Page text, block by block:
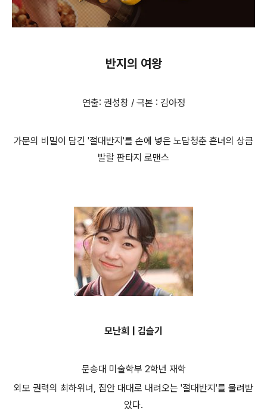
반지의 여왕
연출: 권성창 / 극본 : 김아정
가문의 비밀이 담긴 '절대반지'를 손에 넣은 노답청춘 흔녀의 상큼
발랄 판타지 로맨스
모난희 | 김슬기
문송대 미술학부 2학년 재학
외모 권력의 최하위녀, 집안 대대로 내려오는 '절대반지'를 물려받
았다.